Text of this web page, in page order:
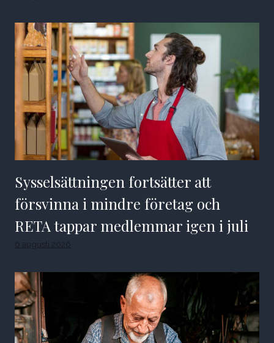
Sysselsättningen fortsätter att
försvinna i mindre företag och
RETA tappar medlemmar igen i juli
6 augusti 2026